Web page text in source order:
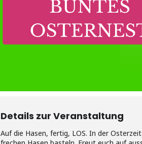
Details zur Veranstaltung
Auf die Hasen, fertig, LOS. In der